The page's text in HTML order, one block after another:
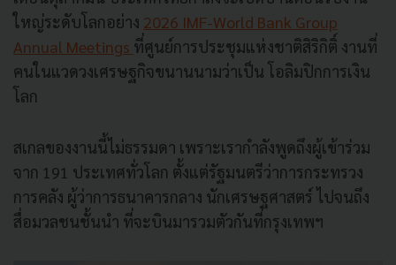
ใหญ่ระดับโลกอย่าง 2026 IMF-World Bank Group
Annual Meetings ที่ศูนย์การประชุมแห่งชาติสิริกิติ์ งานที่
คนในแวดวงเศรษฐกิจขนานนามว่าเป็น โอลิมปิกการเงิน
โลก
สเกลของงานนี้ไม่ธรรมดา เพราะเรากำลังพูดถึงผู้เข้าร่วม
จาก 191 ประเทศทั่วโลก ตั้งแต่รัฐมนตรีว่าการกระทรวง
การคลัง ผู้ว่าการธนาคารกลาง นักเศรษฐศาสตร์ ไปจนถึง
สื่อมวลชนชั้นนำ ที่จะบินมารวมตัวกันที่กรุงเทพฯ